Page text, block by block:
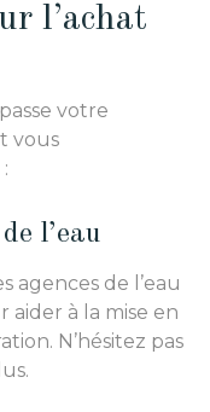
l’achat
votre
vous
l’eau
agences de l’eau
à la mise en
N’hésitez pas